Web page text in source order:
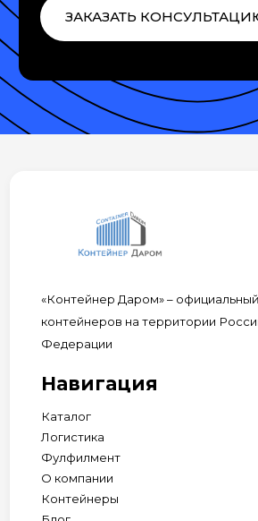
ЗАКАЗАТЬ
«Контейнер Даром» –
контейнеров на территории
Федерации
Навигация
Каталог
Логистика
Фулфилмент
О компании
Контейнеры